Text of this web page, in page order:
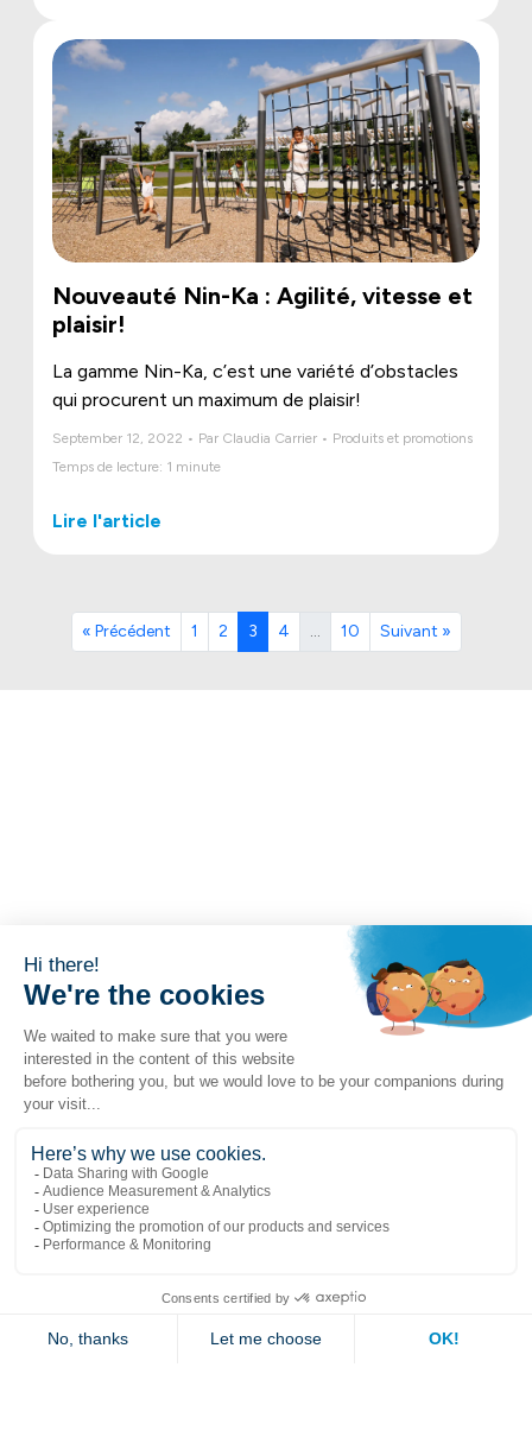
Nouveauté Nin-Ka : Agilité, vitesse et
plaisir!
La gamme Nin-Ka, c’est une variété d’obstacles
qui procurent un maximum de plaisir!
September 12, 2022 • Par Claudia Carrier • Produits et promotions
Temps de lecture: 1 minute
Lire l'article
« Précédent 1 2 3 4 … 10 Suivant »
Liens populaires
Nous joindre